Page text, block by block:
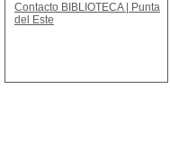
Contacto BIBLIOTECA | Punta
del Este